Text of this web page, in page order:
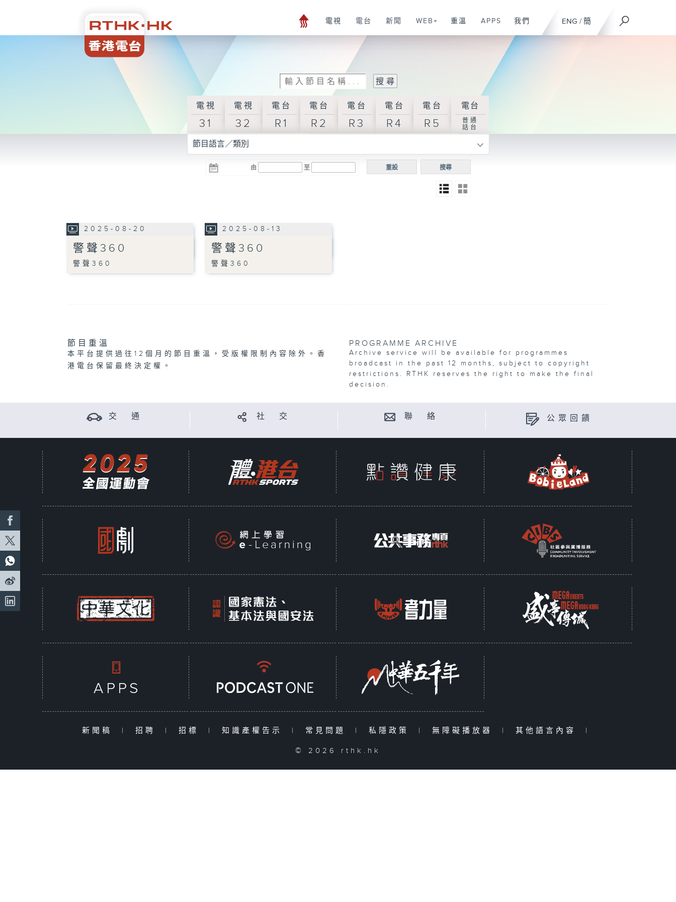
ENG / 簡
電視 電台 新聞 WEB+ 重溫 APPS 我們
電視
31
電視
32
電台
R1
電台
R2
電台
R3
電台
R4
電台
R5
電台
普通
話台
節目語言／類別
由 至 搜尋
重設
2025-08-20
警聲360
警聲360
2025-08-13
警聲360
警聲360
節目重溫
本平台提供過往12個月的節目重溫，受版權限制內容除外。香
港電台保留最終決定權。
PROGRAMME ARCHIVE
Archive service will be available for programmes
broadcast in the past 12 months, subject to copyright
restrictions. RTHK reserves the right to make the final
decision.
交 通 社 交 聯 絡 公眾回饋
新聞稿 | 招聘 | 招標 | 知識產權告示 | 常見問題 | 私隱政策 | 無障礙播放器 | 其他語言內容 |
© 2026 rthk.hk